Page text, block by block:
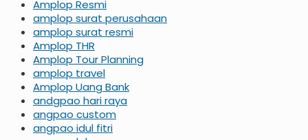
Amplop Resmi
amplop surat perusahaan
amplop surat resmi
Amplop THR
Amplop Tour Planning
amplop travel
Amplop Uang Bank
andgpao hari raya
angpao custom
angpao idul fitri